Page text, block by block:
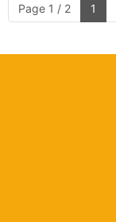
Page 1 / 2 1